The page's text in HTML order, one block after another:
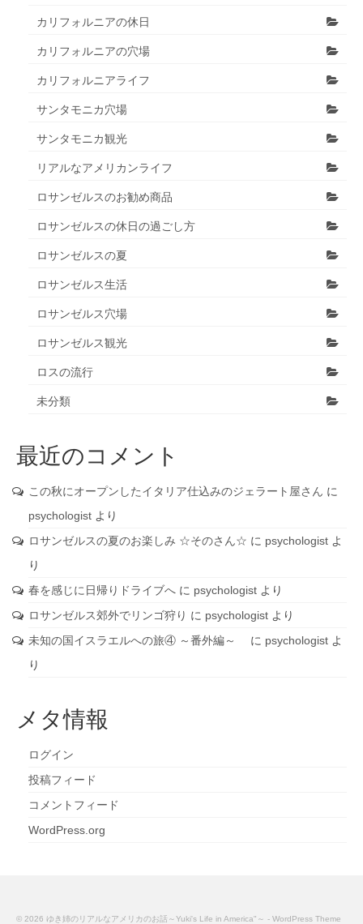
カリフォルニアの休日
カリフォルニアの穴場
カリフォルニアライフ
サンタモニカ穴場
サンタモニカ観光
リアルなアメリカンライフ
ロサンゼルスのお勧め商品
ロサンゼルスの休日の過ごし方
ロサンゼルスの夏
ロサンゼルス生活
ロサンゼルス穴場
ロサンゼルス観光
ロスの流行
未分類
最近のコメント
この秋にオープンしたイタリア仕込みのジェラート屋さん に
psychologist より
ロサンゼルスの夏のお楽しみ ☆そのさん☆ に psychologist よ
り
春を感じに日帰りドライブへ に psychologist より
ロサンゼルス郊外でリンゴ狩り に psychologist より
未知の国イスラエルへの旅④ ～番外編～
に psychologist よ
り
メタ情報
ログイン
投稿フィード
コメントフィード
WordPress.org
© 2026 ゆき姉のリアルなアメリカのお話～Yuki's Life in America"～ - WordPress Theme